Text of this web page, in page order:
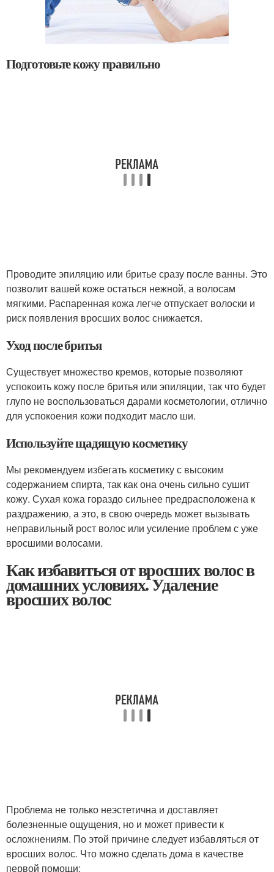
Подготовьте кожу правильно
Проводите эпиляцию или бритье сразу после ванны. Это
позволит вашей коже остаться нежной, а волосам
мягкими. Распаренная кожа легче отпускает волоски и
риск появления вросших волос снижается.
Уход после бритья
Существует множество кремов, которые позволяют
успокоить кожу после бритья или эпиляции, так что будет
глупо не воспользоваться дарами косметологии, отлично
для успокоения кожи подходит масло ши.
Используйте щадящую косметику
Мы рекомендуем избегать косметику с высоким
содержанием спирта, так как она очень сильно сушит
кожу. Сухая кожа гораздо сильнее предрасположена к
раздражению, а это, в свою очередь может вызывать
неправильный рост волос или усиление проблем с уже
вросшими волосами.
Как избавиться от вросших волос в
домашних условиях. Удаление
вросших волос
Проблема не только неэстетична и доставляет
болезненные ощущения, но и может привести к
осложнениям. По этой причине следует избавляться от
вросших волос. Что можно сделать дома в качестве
первой помощи: